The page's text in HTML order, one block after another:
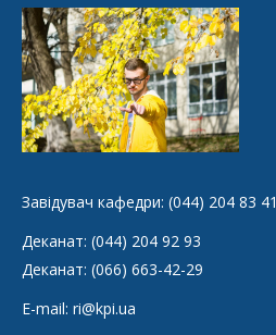
Завідувач кафедри: (044) 204 83 41
Деканат: (044) 204 92 93
Деканат: (066) 663-42-29
E-mail: ri@kpi.ua